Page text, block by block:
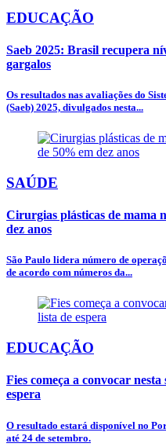
EDUCAÇÃO
Saeb 2025: Brasil recupera
gargalos
Os resultados nas avaliações do
(Saeb) 2025, divulgados nesta...
SAÚDE
Cirurgias plásticas de mama
dez anos
São Paulo lidera número de
de acordo com números da...
EDUCAÇÃO
Fies começa a convocar
espera
O resultado estará disponível no
até 24 de setembro.